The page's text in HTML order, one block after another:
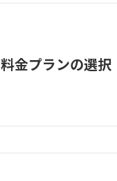
料金プランの選択